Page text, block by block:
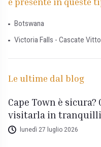
Botswana
Victoria Falls - Cascate
Le ultime dal blog
Cape Town è
visitarla in
lunedì 27 luglio 2026